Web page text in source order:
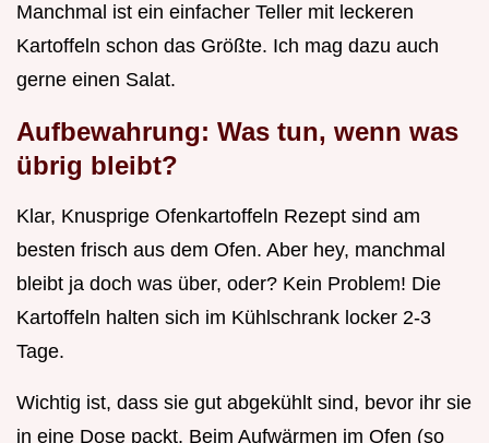
Manchmal ist ein einfacher Teller mit leckeren
Kartoffeln schon das Größte. Ich mag dazu auch
gerne einen Salat.
Aufbewahrung: Was tun, wenn was
übrig bleibt?
Klar, Knusprige Ofenkartoffeln Rezept sind am
besten frisch aus dem Ofen. Aber hey, manchmal
bleibt ja doch was über, oder? Kein Problem! Die
Kartoffeln halten sich im Kühlschrank locker 2-3
Tage.
Wichtig ist, dass sie gut abgekühlt sind, bevor ihr sie
in eine Dose packt. Beim Aufwärmen im Ofen (so